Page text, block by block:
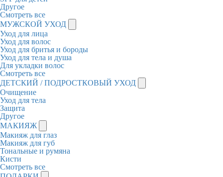
Другое
Смотреть все
МУЖСКОЙ УХОД
Уход для лица
Уход для волос
Уход для бритья и бороды
Уход для тела и душа
Для укладки волос
Смотреть все
ДЕТСКИЙ / ПОДРОСТКОВЫЙ УХОД
Очищение
Уход для тела
Защита
Другое
МАКИЯЖ
Макияж для глаз
Макияж для губ
Тональные и румяна
Кисти
Смотреть все